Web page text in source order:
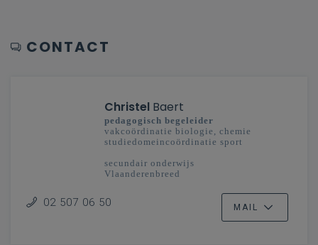
CONTACT
Christel Baert
pedagogisch begeleider
vakcoördinatie biologie, chemie
studiedomeincoördinatie sport
secundair onderwijs
Vlaanderenbreed
02 507 06 50 MAIL